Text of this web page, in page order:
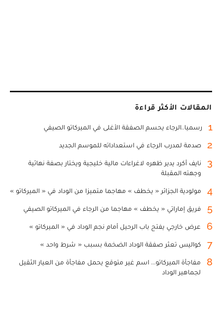
المقالات الأكثر قراءة
1 رسميا..الرجاء يحسم الصفقة الأغلى في الميركاتو الصيفي
2 صدمة لمدرب الرجاء في استعداداته للموسم الجديد
3
نايف أكرد يدير ظهره لاغراءات مالية خليجية ويختار بصفة نهائية
وجهته المقبلة
4 مولودية الجزائر « يخطف » مهاجما متميزا من الوداد في « الميركاتو »
5 فريق إماراتي « يخطف » مهاجما من الرجاء في الميركاتو الصيفي
6 عرض خارجي يفتح باب الرحيل أمام نجم الوداد في « الميركاتو »
7 كواليس تعثر صفقة الوداد الضخمة بسبب « شرط واحد »
8
مفاجأة الميركاتو... اسم غير متوقع يحمل مفاجأة من العيار الثقيل
لجماهير الوداد